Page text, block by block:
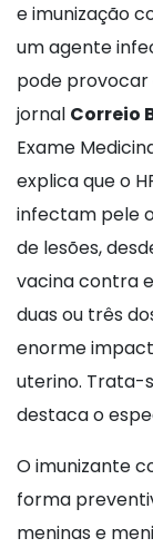
e imunização
um agente
pode provocar
jornal Correio
Exame
explica que o
infectam pele
de lesões,
vacina contra
duas ou três
enorme
uterino. Trata-
destaca o
O imunizante
forma
meninas e